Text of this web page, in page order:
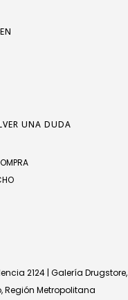
UNA DUDA
2124 | Galería Drugstore,
Región Metropolitana